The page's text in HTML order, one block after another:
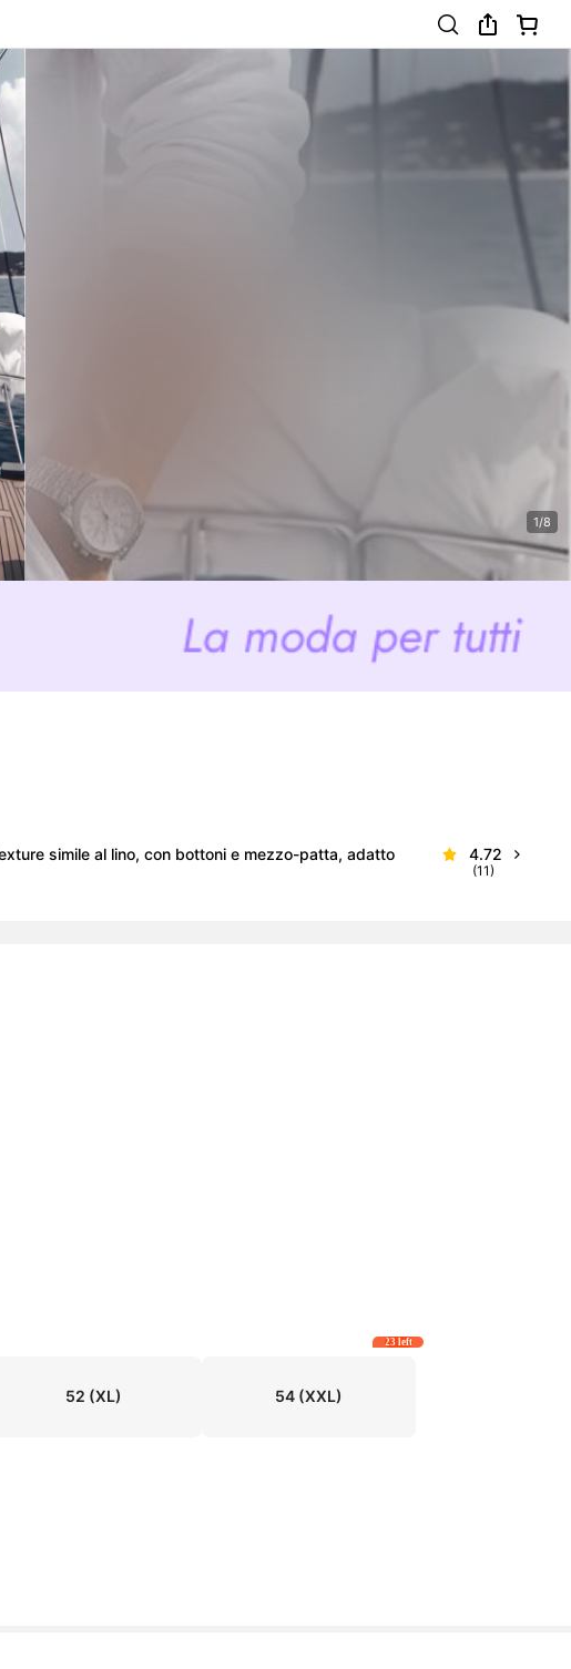
Generato dall'IA
1/8
simile al lino, con bottoni e mezzo-patta, adatto
4.72
(11)
52 (XL) 54(XXL)
23 left